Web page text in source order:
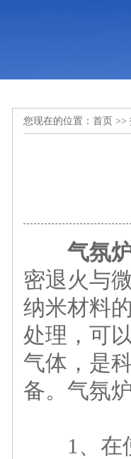
您现在的位置： 首页 >>
气氛
密退火与
纳米材料
处理，可
气体，是
备。气氛
1、在使